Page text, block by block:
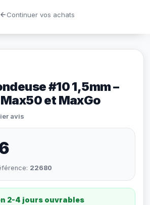
#10 1,5mm –
et MaxGo
avis
22680
2-4 jours ouvrables
Continuer vos achats